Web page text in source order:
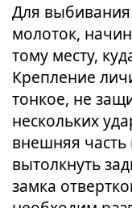
Для
молоток,
тому месту,
Крепление
тонкое, не
нескольких
внешняя часть
вытолкнуть
замка